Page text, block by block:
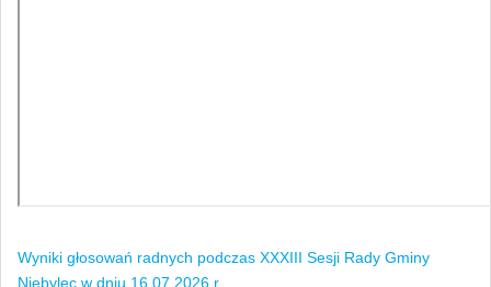
Wyniki głosowań radnych podczas XXXIII Sesji Rady Gminy
Niebylec w dniu 16.07.2026 r